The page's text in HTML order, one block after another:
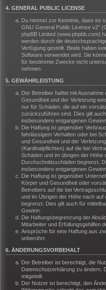
4. GENERAL PUBLIC LICENSE
Du nimmst zur Kenntnis, dass es
GNU General Public License v2“
phpBB Limited (www.phpbb.com)
werden durch die
Verfügung gestellt. Beide haben
Software verwendet wird. Sie
für bestimmte Zwecke nicht
nehmen.
5. GEWÄHRLEISTUNG
Der Betreiber haftet mit
Gesundheit und der Verletzung
nur für Schäden, die auf ein
zurückzuführen sind. Dies gilt
insbesondere entgangenen Gewinn.
Die Haftung ist gegenüber
fahrlässigem Verhalten oder bei
und Gesundheit und der
(Kardinalpflichten) auf die bei
Schäden und im übrigen der
Durchschnittsschäden begrenzt.
insbesondere entgangenen Gewinn.
Die Haftung ist gegenüber
Körper und Gesundheit oder
Betreibers auf die bei
und im Übrigen der Höhe nach
begrenzt. Dies gilt auch für
Gewinn.
Die Haftungsbegrenzung der
Mitarbeiter und Erfüllungsgehilfen
Ansprüche für eine Haftung aus
unberührt.
6. ÄNDERUNGSVORBEHALT
Der Betreiber ist berechtigt, die
Datenschutzerklärung zu ändern.
mitgeteilt.
Der Nutzer ist berechtigt, den